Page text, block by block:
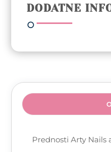
količina
DODATNE
Prednosti Arty Nails